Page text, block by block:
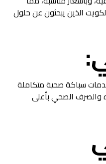
الذين يبحثون عن حلول
سباكة صحية متكاملة
والصرف الصحي بأعلى